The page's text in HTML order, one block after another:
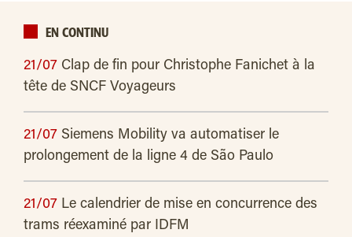
EN CONTINU
21/07 Clap de fin pour Christophe Fanichet à la
tête de SNCF Voyageurs
21/07 Siemens Mobility va automatiser le
prolongement de la ligne 4 de São Paulo
21/07 Le calendrier de mise en concurrence des
trams réexaminé par IDFM